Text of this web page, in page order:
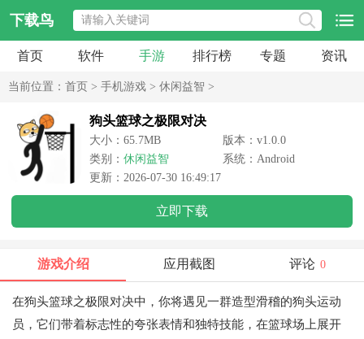
下载鸟
首页 软件 手游 排行榜 专题 资讯
当前位置： 首页 > 手机游戏 > 休闲益智 >
狗头篮球之极限对决
大小：65.7MB
版本：v1.0.0
类别： 休闲益智
系统：Android
更新：2026-07-30 16:49:17
立即下载
游戏介绍 应用截图 评论 0
在狗头篮球之极限对决中，你将遇见一群造型滑稽的狗头运动
员，它们带着标志性的夸张表情和独特技能，在篮球场上展开